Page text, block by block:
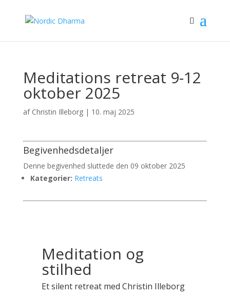
Meditations retreat 9-12
oktober 2025
af Christin Illeborg| 10. maj 2025
Begivenhedsdetaljer
Denne begivenhed sluttede den 09 oktober 2025
Kategorier: Retreats
Meditation og
stilhed
Et silent retreat med Christin Illeborg